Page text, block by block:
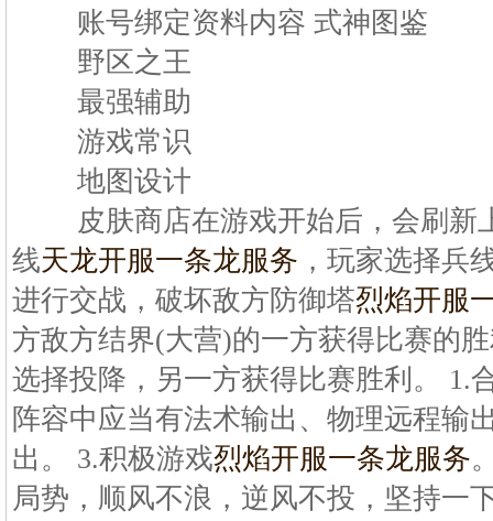
账号绑定资料内容 式神图鉴
野区之王
最强辅助
游戏常识
地图设计
皮肤商店在游戏开始后，会刷新
线天龙开服一条龙服务 ，玩家选择兵
进行交战，破坏敌方防御塔烈焰开服
方敌方结界(大营)的一方获得比赛的
选择投降，另一方获得比赛胜利。 1.
阵容中应当有法术输出、物理远程输
出。 3.积极游戏烈焰开服一条龙服务
局势，顺风不浪，逆风不投，坚持一